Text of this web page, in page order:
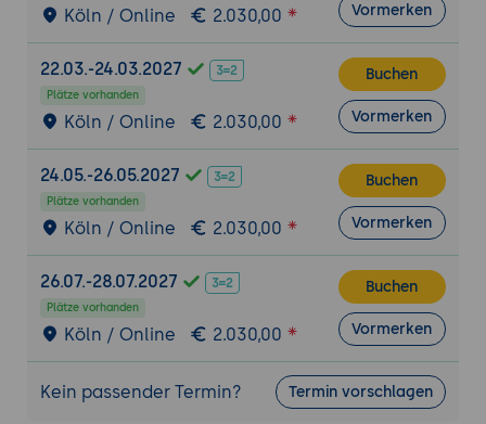
Grundkonfiguration von ColBERT.
Projektbeschreibung:Teilnehmer
installieren ColBERT und erstellen
erste einfache Retrieval-Projekte.
Anforderungen:Nutzung der
grundlegenden Funktionen und Befehle
von ColBERT.
Schritt-für-Schritt-Anleitung:
Vorbereitung: Einführung in die
Projektanforderungen, Einrichtung der
Umgebung.
Durchführung: Installation von ColBERT,
Erstellung einfacher Retrieval-Projekte.
Präsentation: Vorstellung der
Ergebnisse durch die Teilnehmer.
Köln / Online 2.030,00 Vormerken
22.03.-24.03.2027
Plätze vorhanden
Köln / Online 2.030,00
Buchen
Vormerken
24.05.-26.05.2027
Plätze vorhanden
Köln / Online 2.030,00
Buchen
Vormerken
26.07.-28.07.2027
Plätze vorhanden
Köln / Online 2.030,00
Buchen
Vormerken
Kein passender Termin? Termin vorschlagen